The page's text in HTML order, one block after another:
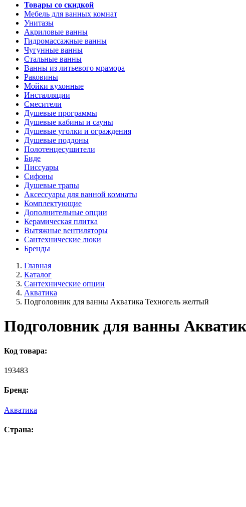
Товары со скидкой
Мебель для ванных комнат
Унитазы
Акриловые ванны
Гидромассажные ванны
Чугунные ванны
Стальные ванны
Ванны из литьевого мрамора
Раковины
Мойки кухонные
Инсталляции
Смесители
Душевые программы
Душевые кабины и сауны
Душевые уголки и ограждения
Душевые поддоны
Полотенцесушители
Биде
Писсуары
Сифоны
Душевые трапы
Аксессуары для ванной комнаты
Комплектующие
Дополнительные опции
Керамическая плитка
Вытяжные вентиляторы
Сантехнические люки
Бренды
Главная
Каталог
Сантехнические опции
Акватика
Подголовник для ванны Акватика Техногель желтый
Подголовник для ванны
Код товара:
193483
Бренд:
Акватика
Страна: